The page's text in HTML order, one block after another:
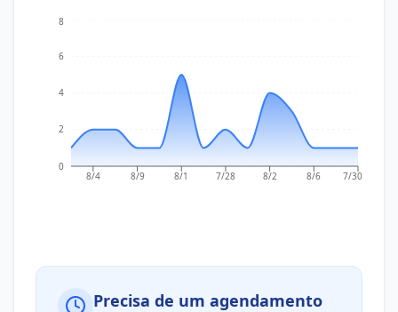
8/4 8/9 8/1 7/28 8/2 8/6 7/30
0
2
4
6
8
Precisa de um agendamento